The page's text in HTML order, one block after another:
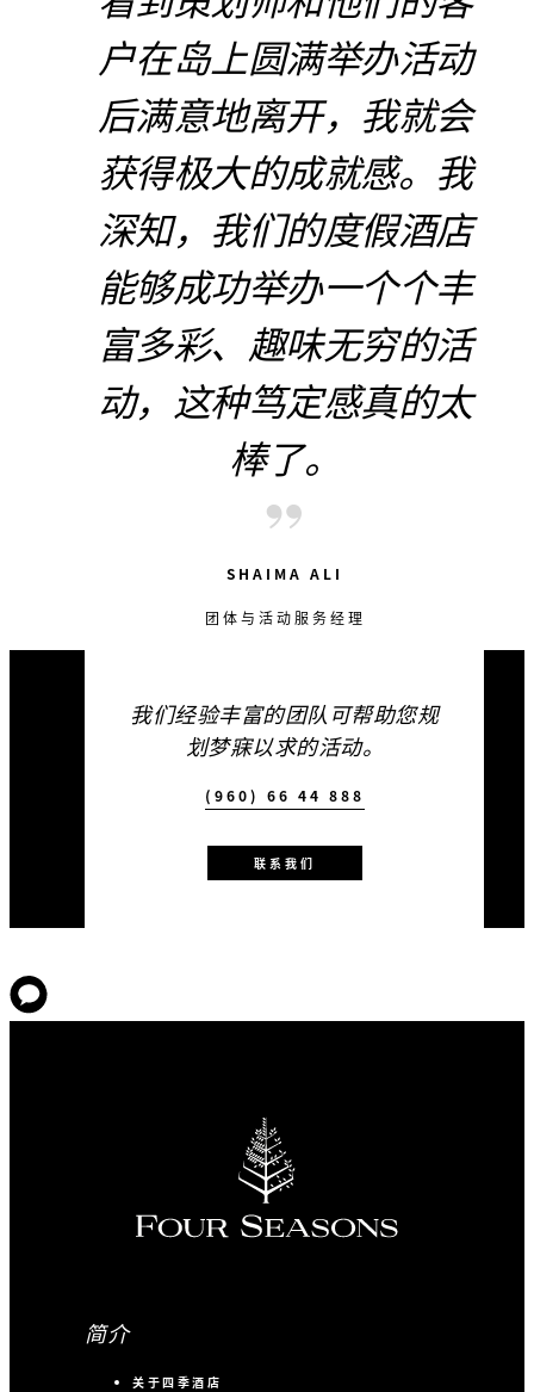
适用期限
2026年08月07日 – 2026年12
月15日
包含
付费预订每满 25 间客房，可
免费提供一间客房
付费预订每满 25 间客房，可
获享一次房型升级
免费团建团体瑜伽课
立即联系我们，了解
可能须遵守不适用日期限制。所示优惠基于发布
时类似日期的优惠价格而定。除非另有说明，否
则价格因日期和酒店的不同而各异，且不包含税
费。预订和价格视供应情况而定，不适用于已签
用。可能须遵守其他条件。套餐包含客房内的互
联网接入。酒店特定条款与细则：所有预订均须
税，以及每人每晚六美元的环保税。此优惠适用
户在岛上圆满举办活动
后满意地离开，我就会
获得极大的成就感。我
深知，我们的度假酒店
能够成功举办一个个丰
富多彩、趣味无穷的活
动，这种笃定感真的太
棒了。
SHAIMA ALI
团体与活动服务经理
我们经验丰富的团队可帮助您规
划梦寐以求的活动。
(960) 66 44 888
联系我们
简介
关于四季酒店